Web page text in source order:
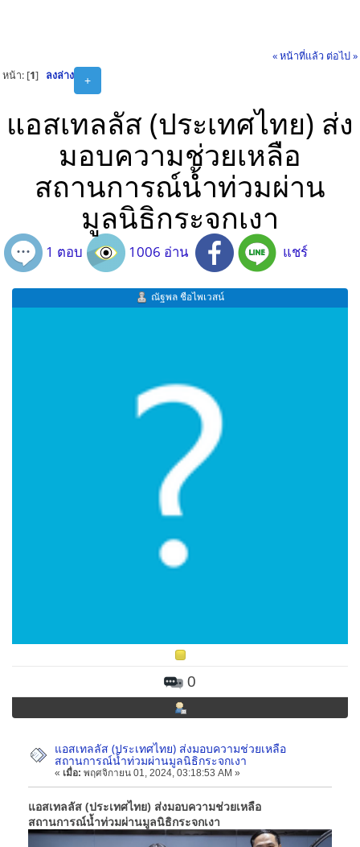
« หน้าที่แล้ว ต่อไป »
+
หน้า: [1] ลงล่าง
แอสเทลลัส (ประเทศไทย) ส่ง
มอบความช่วยเหลือ
สถานการณ์น้ำท่วมผ่าน
มูลนิธิกระจกเงา
1 ตอบ 1006 อ่าน แชร์
ณัฐพล ชือไพเวสน์
0
แอสเทลลัส (ประเทศไทย) ส่งมอบความช่วยเหลือ
สถานการณ์น้ำท่วมผ่านมูลนิธิกระจกเงา
« เมื่อ: พฤศจิกายน 01, 2024, 03:18:53 AM »
แอสเทลลัส (ประเทศไทย) ส่งมอบความช่วยเหลือ
สถานการณ์น้ำท่วมผ่านมูลนิธิกระจกเงา